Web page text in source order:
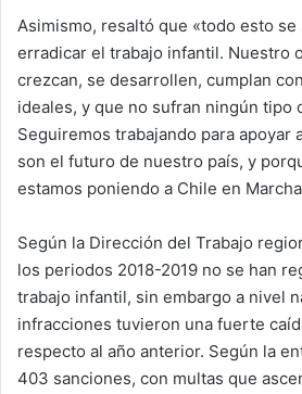
Asimismo, resaltó que «todo esto
erradicar el trabajo infantil. Nuestro
crezcan, se desarrollen, cumplan
ideales, y que no sufran ningún tipo
Seguiremos trabajando para apoyar
son el futuro de nuestro país, y
estamos poniendo a Chile en
Según la Dirección del Trabajo
los periodos 2018-2019 no se han
trabajo infantil, sin embargo a nivel
infracciones tuvieron una fuerte
respecto al año anterior. Según la
403 sanciones, con multas que